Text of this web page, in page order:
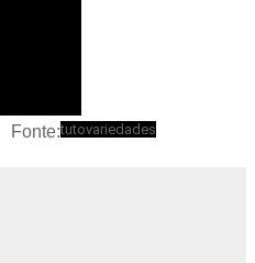
tutovariedades